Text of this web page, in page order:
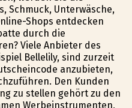
Schmuck, Unterwäsche,
Shops entdecken
durch die
Viele Anbieter des
Bellelily, sind zurzeit
anzubieten,
Den Kunden
zu stellen gehört zu den
Werbeinstrumenten,